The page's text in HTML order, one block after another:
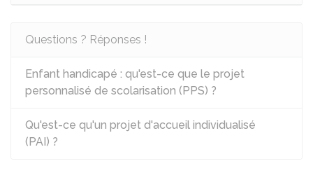
Questions ? Réponses !
Enfant handicapé : qu'est-ce que le projet
personnalisé de scolarisation (PPS) ?
Qu'est-ce qu'un projet d'accueil individualisé
(PAI) ?